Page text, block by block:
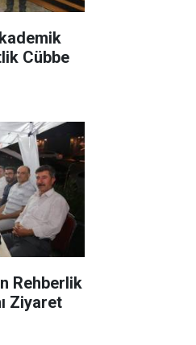
Cübbe
Rehberlik
Ziyaret